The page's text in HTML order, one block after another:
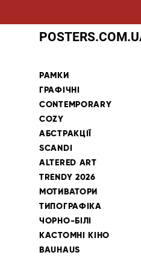
РАМКИ
ГРАФІЧНІ
CONTEMPORARY
COZY
АБСТРАКЦІЇ
SCANDI
ALTERED ART
TRENDY 2026
МОТИВАТОРИ
ТИПОГРАФІКА
ЧОРНО-БІЛІ
КАСТОМНІ КІНО
BAUHAUS